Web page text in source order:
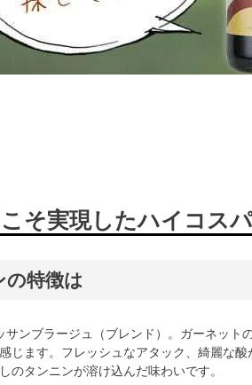
そ実現したハイコスパ
の特徴は
サンブラージュ（ブレンド）。ガーネット
じます。フレッシュなアタック、綺麗な
のタンニンが溶け込んだ味わいです。